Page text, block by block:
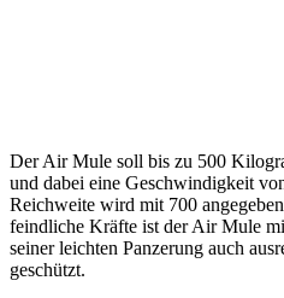
Der Air Mule soll bis zu 500
und dabei eine Geschwindigkeit
Reichweite wird mit 700
feindliche Kräfte ist der Air Mule
seiner leichten Panzerung auch
geschützt.